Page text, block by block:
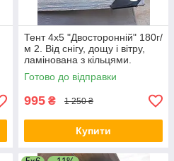
Тент 4x5 "Двосторонній" 180г/
м 2. Від снігу, дощу і вітру,
ламінована з кільцями.
Полог.
Готово до відправки
995 ₴ 1 250 ₴
Купити